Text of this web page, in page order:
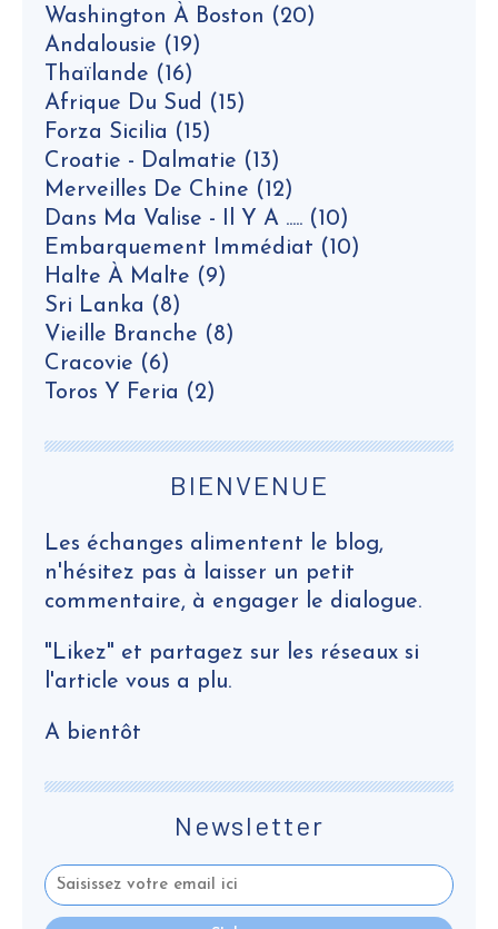
Newsletter
Washington À Boston (20)
Andalousie (19)
Thaïlande (16)
Afrique Du Sud (15)
Forza Sicilia (15)
Croatie - Dalmatie (13)
Merveilles De Chine (12)
Dans Ma Valise - Il Y A ..... (10)
Embarquement Immédiat (10)
Halte À Malte (9)
Sri Lanka (8)
Vieille Branche (8)
Cracovie (6)
Toros Y Feria (2)
BIENVENUE
Les échanges alimentent le blog,
n'hésitez pas à laisser un petit
commentaire, à engager le dialogue.
"Likez" et partagez sur les réseaux si
l'article vous a plu.
A bientôt